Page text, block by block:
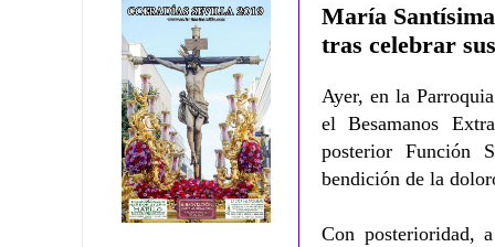
María
tras celebrar
Ayer, en la
el Besamanos
posterior Función
bendición de la
Con posterioridad,